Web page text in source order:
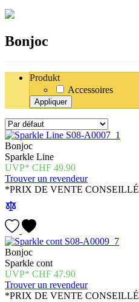
Bonjoc
Produkt
Accessoires
Appliquer
Bonjoc
Sparkle Line
CHF 49.90
Trouver un revendeur
*PRIX DE VENTE CONSEILLÉ
Bonjoc
Sparkle cont
CHF 47.90
Trouver un revendeur
*PRIX DE VENTE CONSEILLÉ